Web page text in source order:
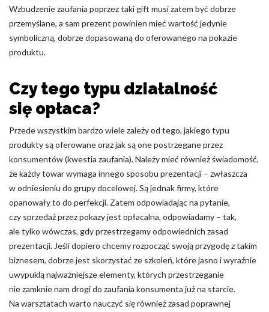
Wzbudzenie zaufania poprzez taki gift musi zatem być dobrze
przemyślane, a sam prezent powinien mieć wartość jedynie
symboliczną, dobrze dopasowaną do oferowanego na pokazie
produktu.
Czy tego typu działalność
się opłaca?
Przede wszystkim bardzo wiele zależy od tego, jakiego typu
produkty są oferowane oraz jak są one postrzegane przez
konsumentów (kwestia zaufania). Należy mieć również świadomość,
że każdy towar wymaga innego sposobu prezentacji – zwłaszcza
w odniesieniu do grupy docelowej. Są jednak firmy, które
opanowały to do perfekcji. Zatem odpowiadając na pytanie,
czy sprzedaż przez pokazy jest opłacalna, odpowiadamy – tak,
ale tylko wówczas, gdy przestrzegamy odpowiednich zasad
prezentacji. Jeśli dopiero chcemy rozpocząć swoją przygodę z takim
biznesem, dobrze jest skorzystać ze szkoleń, które jasno i wyraźnie
uwypuklą najważniejsze elementy, których przestrzeganie
nie zamknie nam drogi do zaufania konsumenta już na starcie.
Na warsztatach warto nauczyć się również zasad poprawnej